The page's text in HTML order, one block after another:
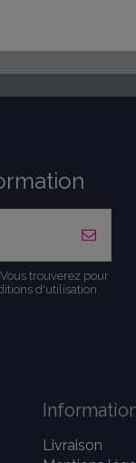
trouverez pour
d'utilisation
Livraison